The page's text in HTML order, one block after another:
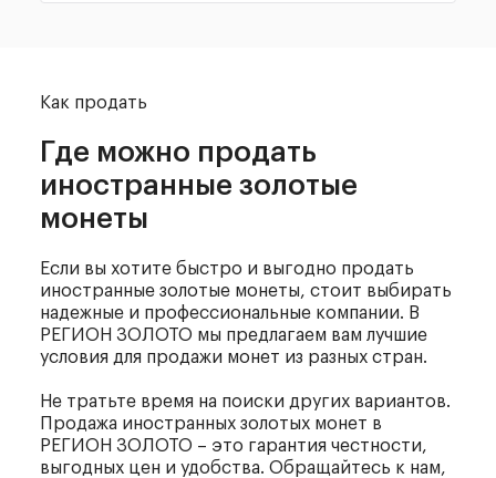
Как продать
Где можно продать
иностранные золотые
монеты
Если вы хотите быстро и выгодно продать
иностранные золотые монеты, стоит выбирать
надежные и профессиональные компании. В
РЕГИОН ЗОЛОТО мы предлагаем вам лучшие
условия для продажи монет из разных стран.
Не тратьте время на поиски других вариантов.
Продажа иностранных золотых монет в
РЕГИОН ЗОЛОТО – это гарантия честности,
выгодных цен и удобства. Обращайтесь к нам,